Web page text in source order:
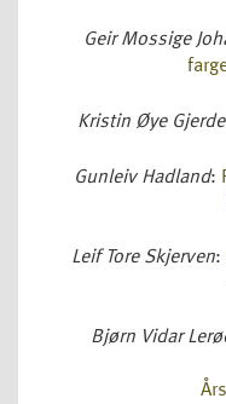
Geir Mossige
Kristin Øye Gjerde
Gunleiv Hadland:
Leif Tore Skjerven:
Bjørn Vidar